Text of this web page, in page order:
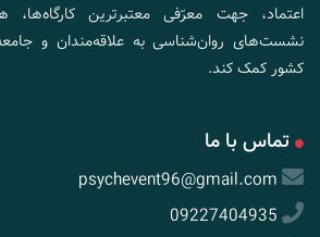
اعتماد، جهت معرّفی معتبرترین
نشست‌های روان‌شناسی به علاقه‌مندان و
کشور کمک کند.
تماس با ما
psychevent96@gmail.com
09227404935